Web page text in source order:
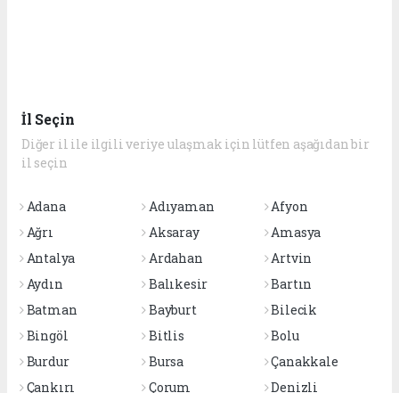
İl Seçin
Diğer il ile ilgili veriye ulaşmak için lütfen aşağıdan bir
il seçin
Adana Adıyaman
Afyon
Ağrı
Aksaray
Amasya
Antalya
Ardahan
Artvin
Aydın
Balıkesir
Bartın
Batman
Bayburt
Bilecik
Bingöl
Bitlis
Bolu
Burdur
Bursa
Çanakkale
Çankırı
Çorum
Denizli